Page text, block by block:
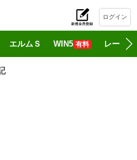
ログイン
エルムＳ WIN5 有料 レース